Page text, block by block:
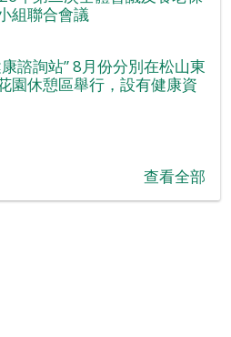
組聯合會議
諮詢站” 8月份分別在松山東
園休憩區舉行，設有健康資
查看全部